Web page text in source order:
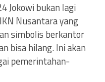
Jokowi bukan lagi
Nusantara yang
simbolis berkantor
bisa hilang. Ini akan
pemerintahan-